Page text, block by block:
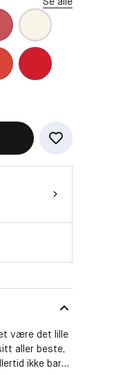
være det lille
aller beste,
ikke bare